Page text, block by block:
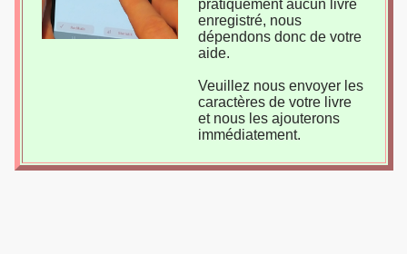
pratiquement aucun livre
enregistré, nous
dépendons donc de votre
aide.
Veuillez nous envoyer les
caractères de votre livre
et nous les ajouterons
immédiatement.